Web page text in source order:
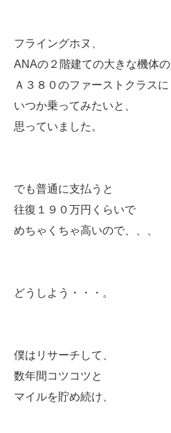
フライングホヌ、
ANAの２階建ての大きな機体の
Ａ３８０のファーストクラスに
いつか乗ってみたいと、
思っていました。
でも普通に支払うと
往復１９０万円くらいで
めちゃくちゃ高いので、、、
どうしよう・・・。
僕はリサーチして、
数年間コツコツと
マイルを貯め続け、